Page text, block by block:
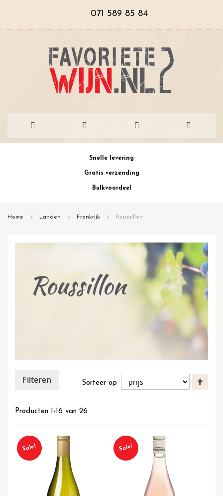
071 589 85 84
Snelle levering
Gratis verzending
Bulkvoordeel
Home Landen Frankrijk Roussillon
Roussillon
Producten 1-16 van 26
Sorteer op
hoog
Sale! Sale!
Filteren